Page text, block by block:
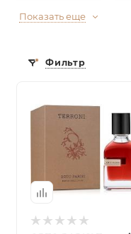
Показать еще
Фильтр